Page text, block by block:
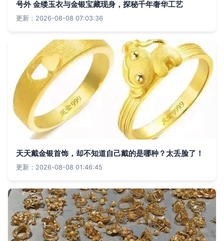
号外 金缕玉衣与金银宝藏现身，探秘千年奢华工艺
更新：2026-08-08 07:03:36
天天戴金银首饰，却不知道自己戴的是哪种？太丢脸了！
更新：2026-08-08 01:46:45